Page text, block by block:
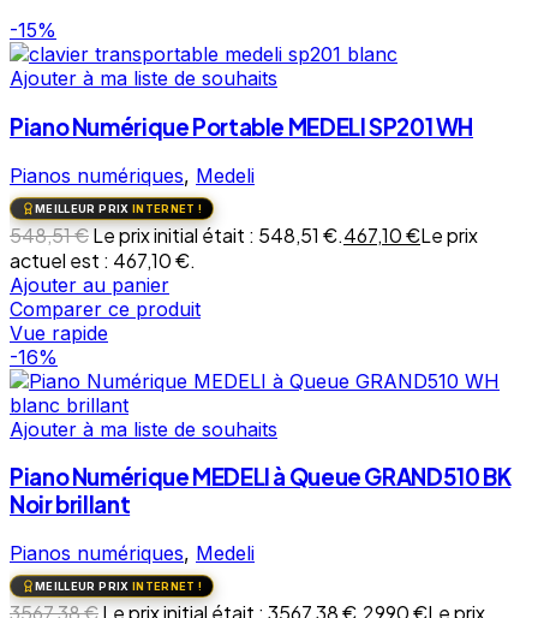
-15%
Ajouter à ma liste de souhaits
Piano Numérique Portable MEDELI SP201 WH
Pianos numériques, Medeli
MEILLEUR PRIX INTERNET !
548,51€Le prix initial était : 548,51 €.467,10€Le prix
actuel est : 467,10 €.
Ajouter au panier
Comparer ce produit
Vue rapide
-16%
Ajouter à ma liste de souhaits
Piano Numérique MEDELI à Queue GRAND510 BK
Noir brillant
Pianos numériques, Medeli
MEILLEUR PRIX INTERNET !
3567,38€Le prix initial était : 3567,38 €.2990€Le prix